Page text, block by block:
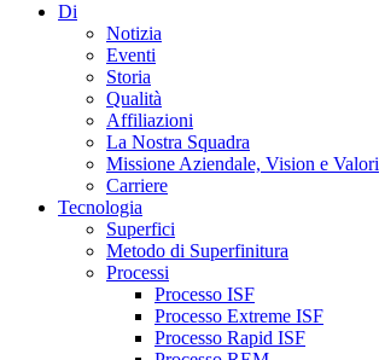
Di
Notizia
Eventi
Storia
Qualità
Affiliazioni
La Nostra Squadra
Missione Aziendale, Vision e Valori
Carriere
Tecnologia
Superfici
Metodo di Superfinitura
Processi
Processo ISF
Processo Extreme ISF
Processo Rapid ISF